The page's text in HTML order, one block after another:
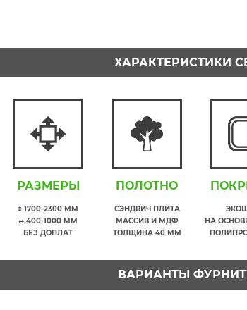
ХАРАКТЕРИСТИКИ
РАЗМЕРЫ
↕ 1700-2300 ММ
↔ 400-1000 ММ
БЕЗ ДОПЛАТ
ПОЛОТНО
СЭНДВИЧ ПЛИТА
МАССИВ И МДФ
ТОЛЩИНА 40 ММ
НА
ВАРИАНТЫ